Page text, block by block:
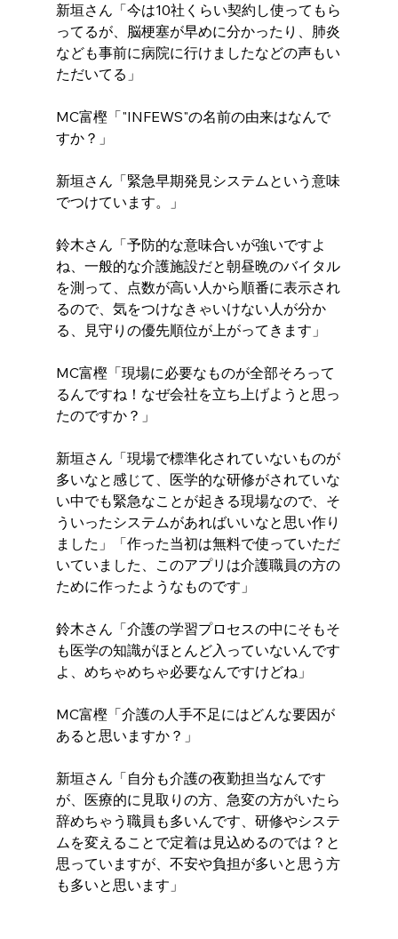
新垣さん「今は10社くらい契約し使ってもら
ってるが、脳梗塞が早めに分かったり、肺炎
なども事前に病院に行けましたなどの声もい
ただいてる」
MC富樫「"INFEWS"の名前の由来はなんで
すか？」
新垣さん「緊急早期発見システムという意味
でつけています。」
鈴木さん「予防的な意味合いが強いですよ
ね、一般的な介護施設だと朝昼晩のバイタル
を測って、点数が高い人から順番に表示され
るので、気をつけなきゃいけない人が分か
る、見守りの優先順位が上がってきます」
MC富樫「現場に必要なものが全部そろって
るんですね！なぜ会社を立ち上げようと思っ
たのですか？」
新垣さん「現場で標準化されていないものが
多いなと感じて、医学的な研修がされていな
い中でも緊急なことが起きる現場なので、そ
ういったシステムがあればいいなと思い作り
ました」「作った当初は無料で使っていただ
いていました、このアプリは介護職員の方の
ために作ったようなものです」
鈴木さん「介護の学習プロセスの中にそもそ
も医学の知識がほとんど入っていないんです
よ、めちゃめちゃ必要なんですけどね」
MC富樫「介護の人手不足にはどんな要因が
あると思いますか？」
新垣さん「自分も介護の夜勤担当なんです
が、医療的に見取りの方、急変の方がいたら
辞めちゃう職員も多いんです、研修やシステ
ムを変えることで定着は見込めるのでは？と
思っていますが、不安や負担が多いと思う方
も多いと思います」